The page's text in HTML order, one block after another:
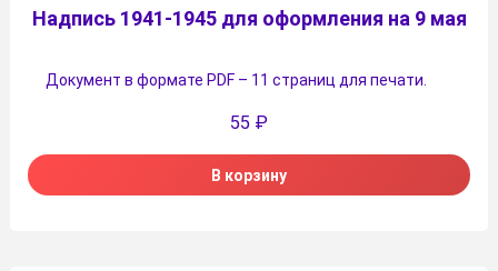
Надпись 1941-1945 для оформления на 9 мая
Документ в формате PDF – 11 страниц для печати.
55 ₽
В корзину